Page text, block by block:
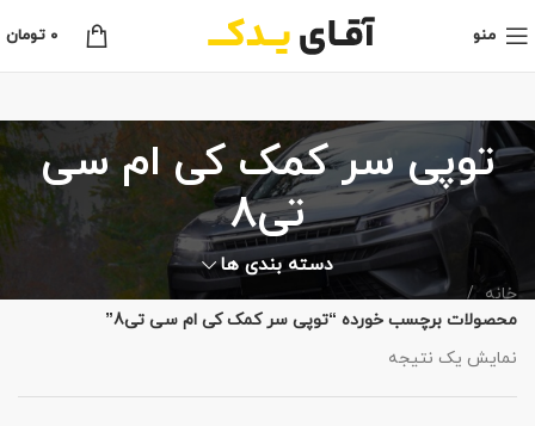
منو 0 تومان
توپی سر کمک کی ام سی
تی8
دسته بندی ها
خانه
محصولات برچسب خورده “توپی سر کمک کی ام سی تی8”
نمایش یک نتیجه